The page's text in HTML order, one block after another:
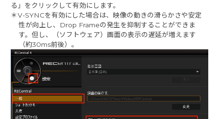
る」をクリックして有効にします。
＊V-SYNCを有効にした場合は、映像の動きの滑らかさや安定
性が向上し、Drop Frameの発生を抑制することができま
す。但し、（ソフトウェア）画面の表示の遅延が増えます
（約30ms前後）。